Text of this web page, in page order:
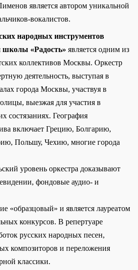
является автором уникальной
вокалистов.
народных инструментов
школы «Радость» является одним из
коллективов Москвы. Оркестр
деятельность, выступая в
города Москвы, участвуя в
выезжая для участия в
состязаниях. География
включает Грецию, Болгарию,
Польшу, Чехию, многие города
уровень оркестра доказывают
фондовые аудио- и
«образцовый» и является лауреатом
конкурсов. В репертуаре
русских народных песен,
композиторов и переложения
классики.